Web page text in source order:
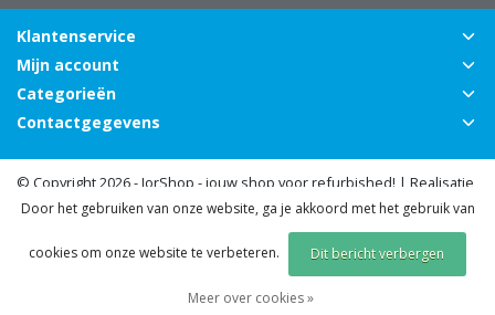
Klantenservice
Mijn account
Categorieën
Contactgegevens
© Copyright 2026 - JorShop - jouw shop voor refurbished! | Realisatie
InStijl Media
|Sitemap|RSS Feed
Door het gebruiken van onze website, ga je akkoord met het gebruik van
cookies om onze website te verbeteren. Dit bericht verbergen
Meer over cookies »